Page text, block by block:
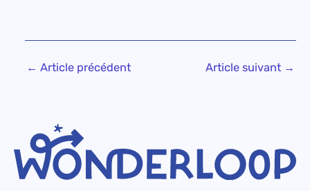
← Article précédent Article suivant →